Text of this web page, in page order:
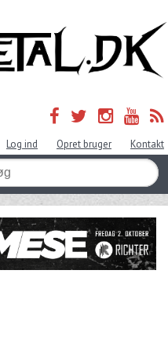
Log ind Opret bruger Kontakt